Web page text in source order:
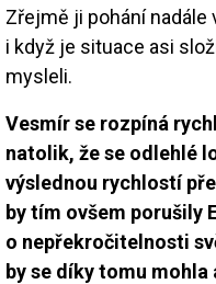
Zřejmě ji pohání nadále
i když je situace asi
mysleli.
Vesmír se rozpíná
natolik, že se odlehlé
výslednou rychlostí
by tím ovšem porušily
o nepřekročitelnosti
by se díky tomu